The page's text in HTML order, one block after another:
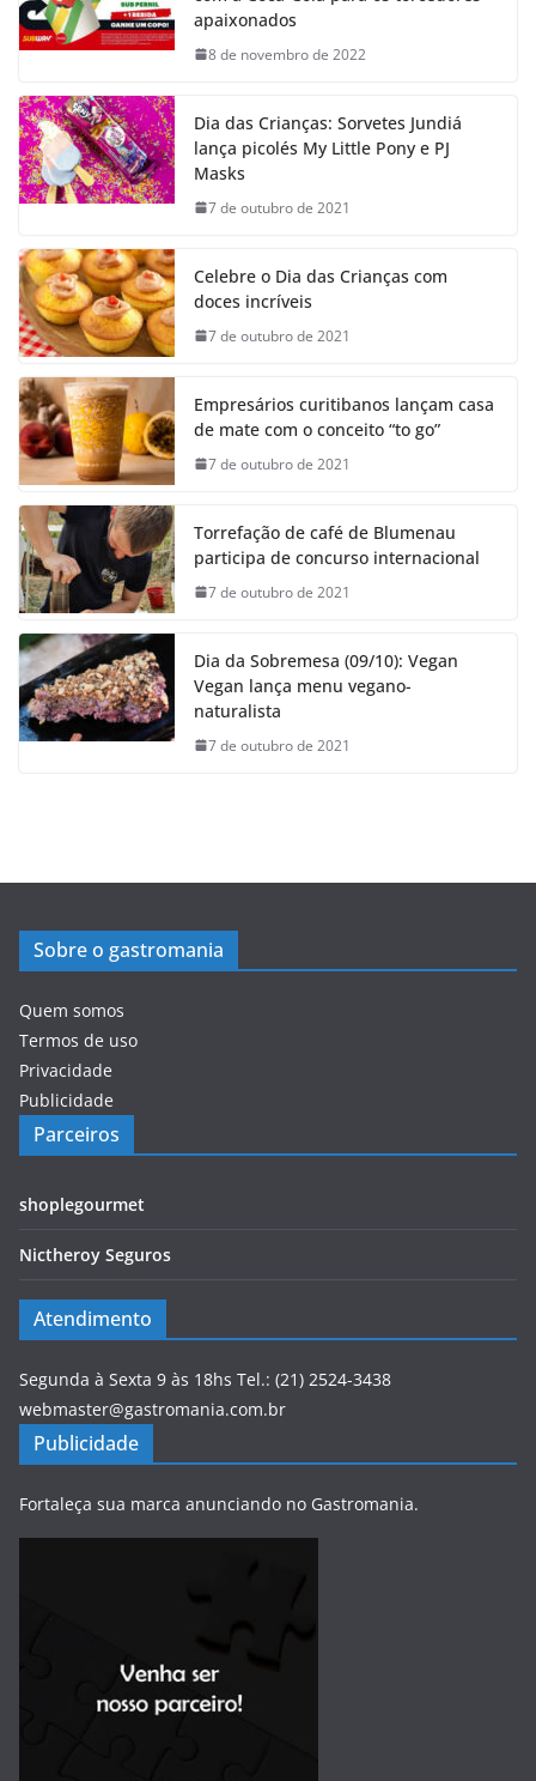
apaixonados
8 de novembro de 2022
Dia das Crianças: Sorvetes Jundiá
lança picolés My Little Pony e PJ
Masks
7 de outubro de 2021
Celebre o Dia das Crianças com
doces incríveis
7 de outubro de 2021
Empresários curitibanos lançam casa
de mate com o conceito “to go”
7 de outubro de 2021
Torrefação de café de Blumenau
participa de concurso internacional
7 de outubro de 2021
Dia da Sobremesa (09/10): Vegan
Vegan lança menu vegano-
naturalista
7 de outubro de 2021
Sobre o gastromania
Quem somos
Termos de uso
Privacidade
Publicidade
Parceiros
shoplegourmet
Nictheroy Seguros
Atendimento
Segunda à Sexta 9 às 18hs Tel.: (21) 2524-3438
webmaster@gastromania.com.br
Publicidade
Fortaleça sua marca anunciando no Gastromania.